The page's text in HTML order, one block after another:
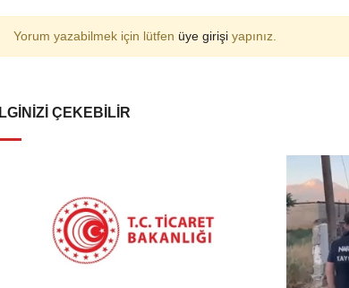
Yorum yazabilmek için lütfen üye girişi yapınız.
İLGINIZI ÇEKEBILIR